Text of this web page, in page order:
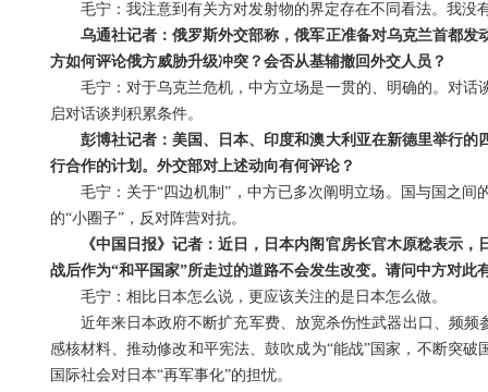
毛宁：我注意到有关方对发射物的界定存在不同看法。我没
乌通社记者：俄罗斯外交部称，俄军正准备对乌克兰首都
方如何评论俄方威胁升级冲突？会否从基辅撤回外交人员？
毛宁：对于乌克兰危机，中方立场是一贯的、明确的。对
启对话谈判积累条件。
彭博社记者：美国、日本、印度和澳大利亚在新德里举行
行合作的计划。外交部对上述动向有何评论？
毛宁：关于“四边机制”，中方已多次阐明立场。国与国之
的“小圈子”，反对阵营对抗。
《中国日报》记者：近日，日本内阁官房长官木原稔表示
战后作为“和平国家”所走过的道路不会发生改变。请问中方对此
毛宁：相比日本怎么说，更应该关注的是日本怎么做。
近年来日本政府不断扩充军费、放宽杀伤性武器出口、频
感核材料、推动修改和平宪法、鼓吹成为“能战”国家，不断突
国际社会对日本“再军事化”的担忧。